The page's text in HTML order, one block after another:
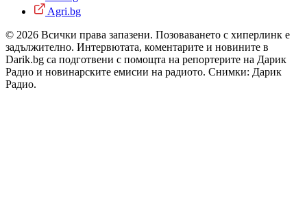
Agri.bg
© 2026 Всички права запазени. Позоваването с хиперлинк е
задължително. Интервютата, коментарите и новините в
Darik.bg са подготвени с помощта на репортерите на Дарик
Радио и новинарските емисии на радиото. Снимки: Дарик
Радио.